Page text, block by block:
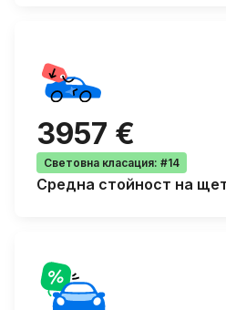
3957 €
Световна класация: #14
Средна стойност на